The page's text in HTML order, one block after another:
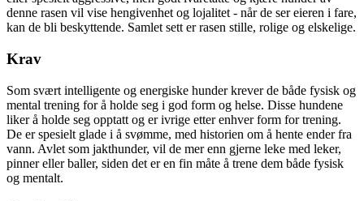
denne rasen vil vise hengivenhet og lojalitet - når de ser eieren i fare,
kan de bli beskyttende. Samlet sett er rasen stille, rolige og elskelige.
Krav
Som svært intelligente og energiske hunder krever de både fysisk og
mental trening for å holde seg i god form og helse. Disse hundene
liker å holde seg opptatt og er ivrige etter enhver form for trening.
De er spesielt glade i å svømme, med historien om å hente ender fra
vann. Avlet som jakthunder, vil de mer enn gjerne leke med leker,
pinner eller baller, siden det er en fin måte å trene dem både fysisk
og mentalt.